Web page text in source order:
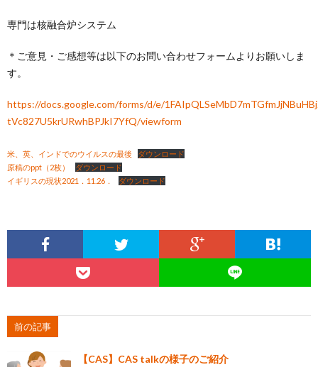
専門は核融合炉システム
＊ご意見・ご感想等は以下のお問い合わせフォームよりお願いしま
す。
https://docs.google.com/forms/d/e/
tVc827U5krURwhBPJkI7YfQ/viewform
米、英、インドでのウイルスの最後
ダウンロード
原稿のppt（2枚）
ダウンロード
イギリスの現状2021．11.26．
ダウンロード
前の記事
【CAS】CAS talkの様子のご紹介